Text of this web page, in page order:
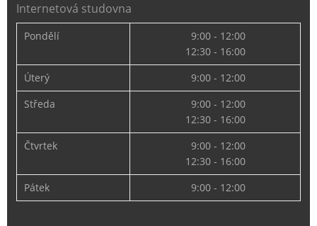
Internetová studovna
Pondělí
9:00 - 12:00
12:30 - 16:00
Úterý
9:00 - 12:00
Středa
9:00 - 12:00
12:30 - 16:00
Čtvrtek
9:00 - 12:00
12:30 - 16:00
Pátek
9:00 - 12:00